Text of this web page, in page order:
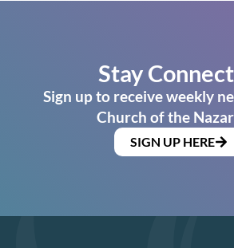
Stay
Sign up to receive weekly
Church of the
SIGN UP HERE